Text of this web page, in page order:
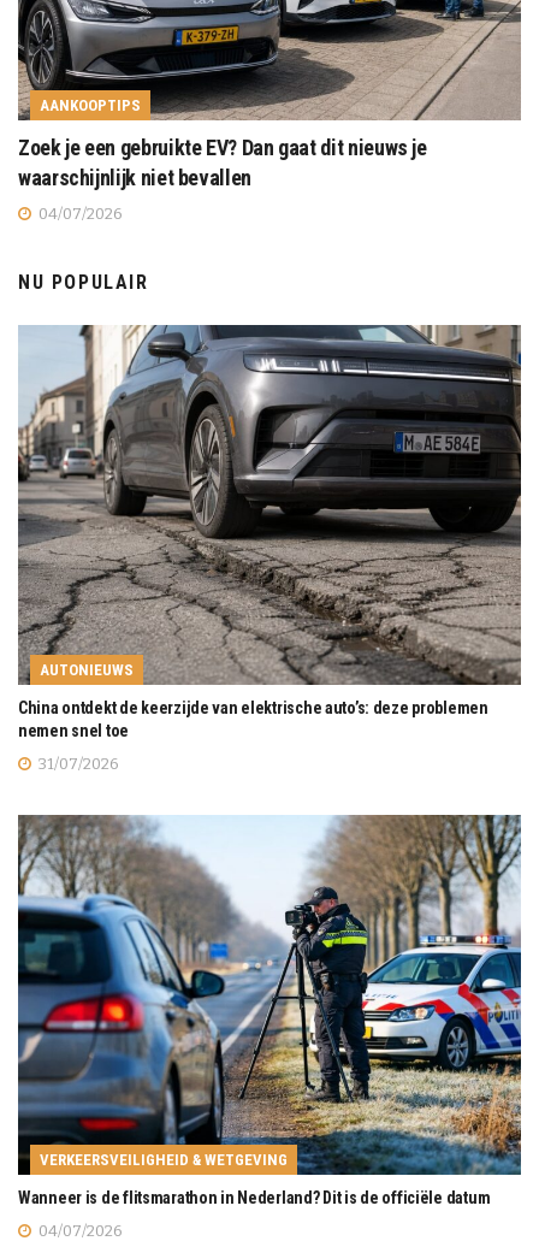
AANKOOPTIPS
Zoek je een gebruikte EV? Dan gaat dit nieuws je
waarschijnlijk niet bevallen
04/07/2026
NU POPULAIR
AUTONIEUWS
China ontdekt de keerzijde van elektrische auto’s: deze problemen
nemen snel toe
31/07/2026
VERKEERSVEILIGHEID & WETGEVING
Wanneer is de flitsmarathon in Nederland? Dit is de officiële datum
04/07/2026